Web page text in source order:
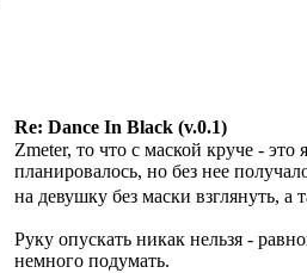
Re: Dance In Black (v.0.1)
Zmeter, то что с маской круче -
планировалось, но без нее
на девушку без маски взглянуть, а
Руку опускать никак нельзя -
немного подумать.